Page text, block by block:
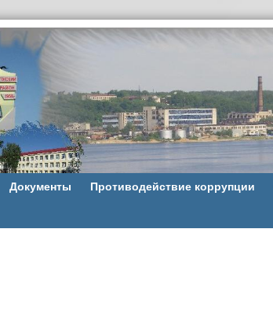
Документы Противодействие коррупции